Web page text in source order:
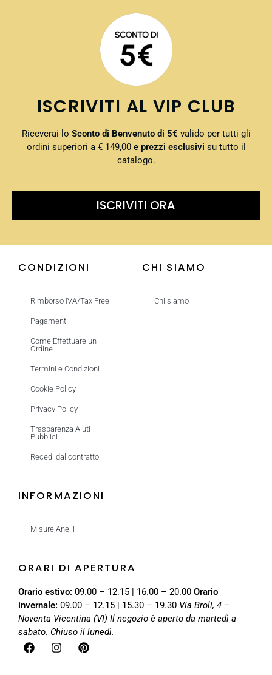
ISCRIVITI AL VIP CLUB
Riceverai lo Sconto di Benvenuto di 5€ valido per tutti gli
ordini superiori a € 149,00 e prezzi esclusivi su tutto il
catalogo.
ISCRIVITI ORA
CONDIZIONI
Rimborso IVA/Tax Free
Pagamenti
Come Effettuare un
Ordine
Termini e Condizioni
Cookie Policy
Privacy Policy
Trasparenza Aiuti
Pubblici
Recedi dal contratto
CHI SIAMO
Chi siamo
INFORMAZIONI
Misure Anelli
ORARI DI APERTURA
Orario estivo: 09.00 – 12.15 | 16.00 – 20.00 Orario
invernale: 09.00 – 12.15 | 15.30 – 19.30 Via Broli, 4 –
Noventa Vicentina (VI) Il negozio è aperto da martedì a
sabato. Chiuso il lunedì.